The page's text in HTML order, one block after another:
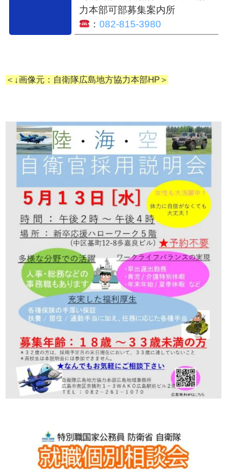
力本部可部募集案内所
：082-815-3980
＜↓画像元：自衛隊広島地方協力本部HP＞